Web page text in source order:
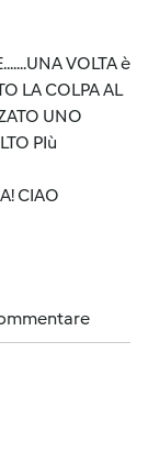
VOLTA è
LA COLPA AL
UNO
PIù
CIAO